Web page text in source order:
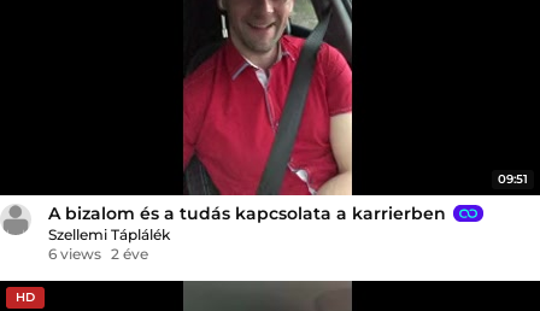
09:51
A bizalom és a tudás kapcsolata a karrierben
Szellemi Táplálék
6 views 2 éve
HD